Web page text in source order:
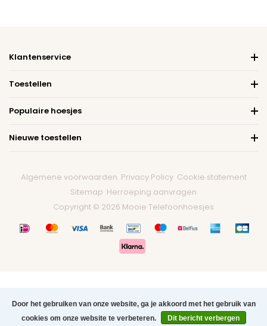
0
Klantenservice
Toestellen
Populaire hoesjes
Nieuwe toestellen
Algemene voorwaarden Privacy Policy Cookie statement
Sitemap Herroeping aanvragen
Copyright © 2026 Mooie Telefoonhoesjes
Door het gebruiken van onze website, ga je akkoord met het gebruik van
cookies om onze website te verbeteren.
Dit bericht verbergen